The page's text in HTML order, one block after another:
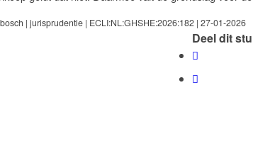
| jurisprudentie | ECLI:NL:GHSHE:2026:182 | 27-01-2026
Deel dit